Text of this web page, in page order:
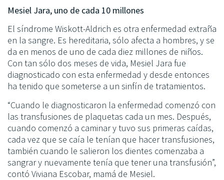
Mesiel Jara, uno de cada 10 millones
El síndrome Wiskott-Aldrich es otra enfermedad extraña
en la sangre. Es hereditaria, sólo afecta a hombres, y se
da en menos de uno de cada diez millones de niños.
Con tan sólo dos meses de vida, Mesiel Jara fue
diagnosticado con esta enfermedad y desde entonces
ha tenido que someterse a un sinfín de tratamientos.
“Cuando le diagnosticaron la enfermedad comenzó con
las transfusiones de plaquetas cada un mes. Después,
cuando comenzó a caminar y tuvo sus primeras caídas,
cada vez que se caía le tenían que hacer transfusiones,
también cuando le salieron los dientes comenzaba a
sangrar y nuevamente tenía que tener una transfusión”,
contó Viviana Escobar, mamá de Mesiel.